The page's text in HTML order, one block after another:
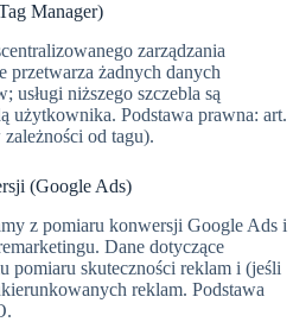
Manager)
zarządzania
przetwarza żadnych danych
usługi niższego szczebla są
użytkownika. Podstawa prawna: art.
od tagu).
(Google Ads)
z pomiaru konwersji Google Ads i
Dane dotyczące
pomiaru skuteczności reklam i (jeśli
reklam. Podstawa